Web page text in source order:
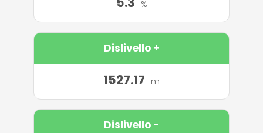
%
Dislivello +
1527.17 m
Dislivello -